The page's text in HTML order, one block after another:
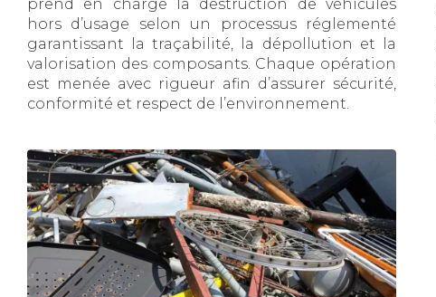
prend en charge la destruction de véhicules
hors d’usage selon un processus réglementé
garantissant la traçabilité, la dépollution et la
valorisation des composants. Chaque opération
est menée avec rigueur afin d’assurer sécurité,
conformité et respect de l’environnement.